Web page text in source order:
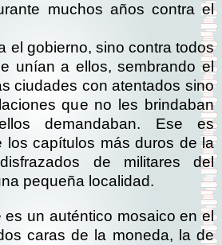
muchos años contra el
el gobierno, sino contra todos
unían a ellos, sembrando el
ciudades con atentados sino
que no les brindaban
demandaban. Ese es
los capítulos más duros de la
de militares del
pequeña localidad.
es un auténtico mosaico en el
caras de la moneda, la de